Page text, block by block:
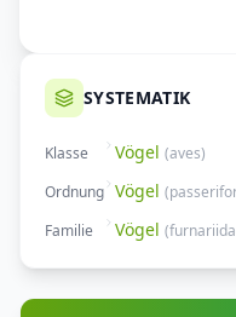
SYSTEMATIK
Klasse Vögel (aves)
Ordnung Vögel (
Familie
Vögel (